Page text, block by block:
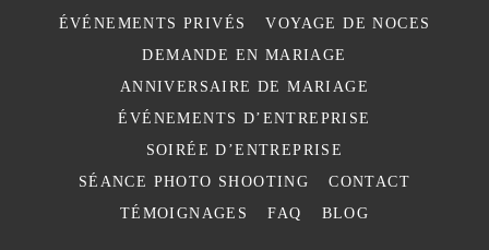
ÉVÉNEMENTS PRIVÉS
VOYAGE DE NOCES
DEMANDE EN MARIAGE
ANNIVERSAIRE DE MARIAGE
ÉVÉNEMENTS D’ENTREPRISE
SOIRÉE D’ENTREPRISE
SÉANCE PHOTO SHOOTING
CONTACT
TÉMOIGNAGES
FAQ BLOG